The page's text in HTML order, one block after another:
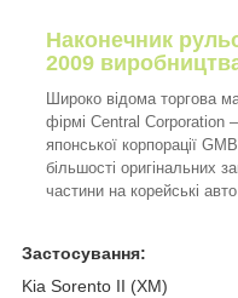
Наконечник
2009
Широко відома торгова
фірмі Central Corporation
японської корпорації
більшості оригінальних
частини на корейські
Застосування:
Kia Sorento II (XM)